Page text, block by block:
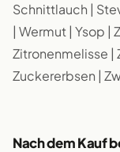
Schnittlauch |
| Wermut | Ysop |
Zitronenmelisse |
Zuckererbsen |
Nach dem Kauf